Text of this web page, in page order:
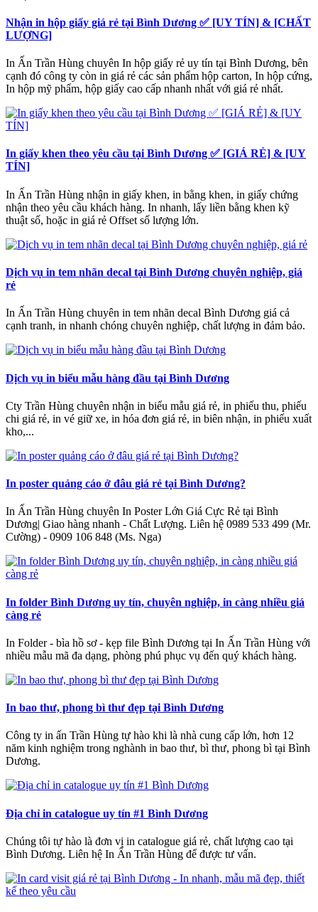
Nhận in hộp giấy giá rẻ tại Bình Dương ✅ [UY TÍN] & [CHẤT
LƯỢNG]
In Ấn Trần Hùng chuyên In hộp giấy rẻ uy tín tại Bình Dương, bên
cạnh đó công ty còn in giá rẻ các sản phẩm hộp carton, In hộp cứng,
In hộp mỹ phẩm, hộp giấy cao cấp nhanh nhất với giá rẻ nhất.
In giấy khen theo yêu cầu tại Bình Dương ✅ [GIÁ RẺ] & [UY
TÍN]
In Ấn Trần Hùng nhận in giấy khen, in bằng khen, in giấy chứng
nhận theo yêu cầu khách hàng. In nhanh, lấy liền bằng khen kỹ
thuật số, hoặc in giá rẻ Offset số lượng lớn.
Dịch vụ in tem nhãn decal tại Bình Dương chuyên nghiệp, giá
rẻ
In Ấn Trần Hùng chuyên in tem nhãn decal Bình Dương giá cả
cạnh tranh, in nhanh chóng chuyên nghiệp, chất lượng in đảm bảo.
Dịch vụ in biểu mẫu hàng đầu tại Bình Dương
Cty Trần Hùng chuyên nhận in biểu mẫu giá rẻ, in phiếu thu, phiếu
chi giá rẻ, in vé giữ xe, in hóa đơn giá rẻ, in biên nhận, in phiếu xuất
kho,...
In poster quảng cáo ở đâu giá rẻ tại Bình Dương?
In Ấn Trần Hùng chuyên In Poster Lớn Giá Cực Rẻ tại Bình
Dương| Giao hàng nhanh - Chất Lượng‎. Liên hệ 0989 533 499 (Mr.
Cường) - 0909 106 848 (Ms. Nga)
In folder Bình Dương uy tín, chuyên nghiệp, in càng nhiều giá
càng rẻ
In Folder - bìa hồ sơ - kẹp file Bình Dương tại In Ấn Trần Hùng với
nhiều mẫu mã đa dạng, phòng phú phục vụ đến quý khách hàng.
In bao thư, phong bì thư đẹp tại Bình Dương
Công ty in ấn Trần Hùng tự hào khi là nhà cung cấp lớn, hơn 12
năm kinh nghiệm trong nghành in bao thư, bì thư, phong bì tại Bình
Dương.
Địa chỉ in catalogue uy tín #1 Bình Dương
Chúng tôi tự hào là đơn vị in catalogue giá rẻ, chất lượng cao tại
Bình Dương. Liên hệ In Ấn Trần Hùng để được tư vấn.